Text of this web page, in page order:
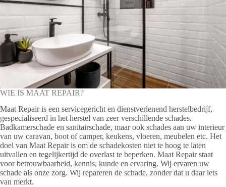
WIE IS MAAT REPAIR?
Maat Repair is een servicegericht en dienstverlenend herstelbedrijf,
gespecialiseerd in het herstel van zeer verschillende schades.
Badkamerschade en sanitairschade, maar ook schades aan uw interieur
van uw caravan, boot of camper, keukens, vloeren, meubelen etc. Het
doel van Maat Repair is om de schadekosten niet te hoog te laten
uitvallen en tegelijkertijd de overlast te beperken. Maat Repair staat
voor betrouwbaarheid, kennis, kunde en ervaring. Wij ervaren uw
schade als onze zorg. Wij repareren de schade, zonder dat u daar iets
van merkt.